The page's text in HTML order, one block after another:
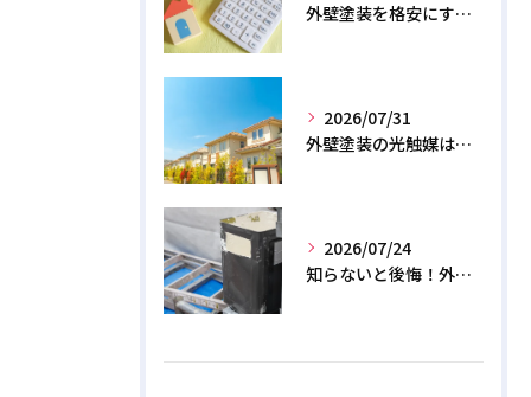
外壁塗装を格安にする裏ワザ！専門店に直接頼むと数十万浮く？
2026/07/31
外壁塗装の光触媒は効果なし？デメリットと2026年のリアル
2026/07/24
知らないと後悔！外壁塗装で無機質塗料を選ぶデメリットと3つの罠